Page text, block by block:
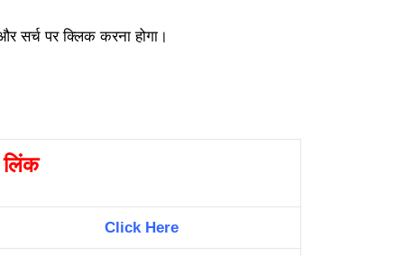
सर्च पर क्लिक करना होगा।
लिंक
Click Here